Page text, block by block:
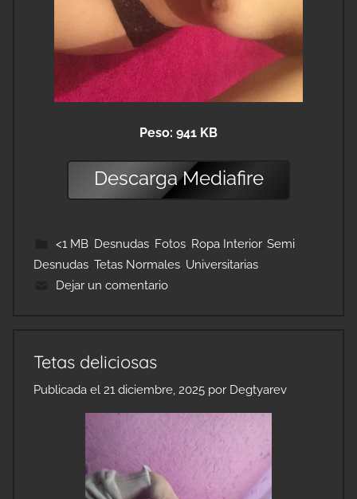
Peso: 941 KB
DescargaMediafire
<1 MB, Desnudas, Fotos, Ropa Interior, Semi
Desnudas Tetas Normales Universitarias
Dejar un comentario
Tetas deliciosas
Publicada el 21 diciembre, 2025 por Degtyarev